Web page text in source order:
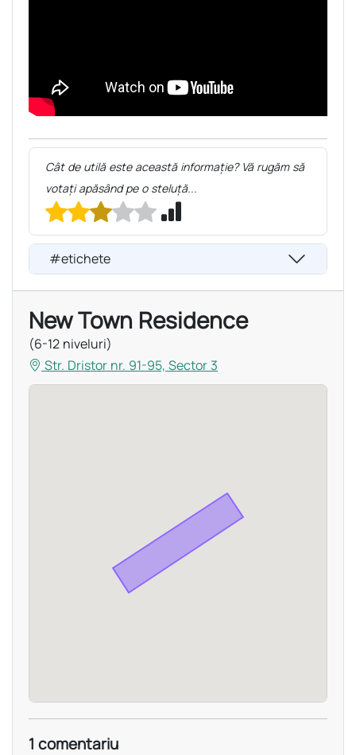
Cât de utilă este această informație? Vă rugăm să
votați apăsând pe o steluță...
#etichete
New Town Residence
(6-12 niveluri)
Str. Dristor nr. 91-95, Sector 3
1 comentariu